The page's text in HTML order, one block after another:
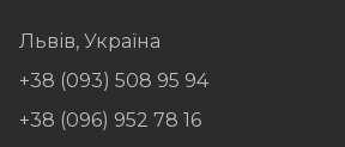
Львів, Україна
+38 (093) 508 95 94
+38 (096) 952 78 16